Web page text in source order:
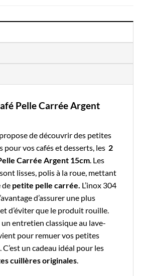
Pelle Carrée Argent
de découvrir des petites
pour vos cafés et desserts, les 2
Carrée Argent 15cm . Les
lisses, polis à la roue, mettant
de petite pelle carrée. L’inox 304
d’assurer une plus
d’éviter que le produit rouille.
entretien classique au lave-
pour remuer vos petites
un cadeau idéal pour les
cuillères originales